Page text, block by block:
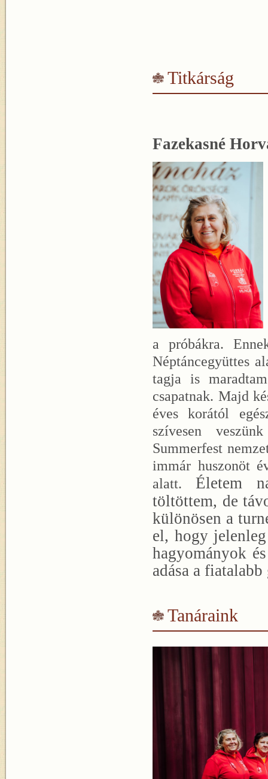
Titkárság
Fazekasné
a próbákra.
Néptáncegyüttes
tagja is
csapatnak. Majd
éves korától
szívesen
Summerfest
immár huszonöt
alatt.Életem
töltöttem, de
különösen a
el, hogy
hagyományok
adása a
Tanáraink